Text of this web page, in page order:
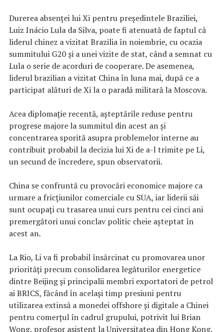
Durerea absenței lui Xi pentru președintele Braziliei,
Luiz Inácio Lula da Silva, poate fi atenuată de faptul că
liderul chinez a vizitat Brazilia în noiembrie, cu ocazia
summitului G20 și a unei vizite de stat, când a semnat cu
Lula o serie de acorduri de cooperare. De asemenea,
liderul brazilian a vizitat China în luna mai, după ce a
participat alături de Xi la o paradă militară la Moscova.
Acea diplomație recentă, așteptările reduse pentru
progrese majore la summitul din acest an și
concentrarea sporită asupra problemelor interne au
contribuit probabil la decizia lui Xi de a-l trimite pe Li,
un secund de încredere, spun observatorii.
China se confruntă cu provocări economice majore ca
urmare a fricțiunilor comerciale cu SUA, iar liderii săi
sunt ocupați cu trasarea unui curs pentru cei cinci ani
premergători unui conclav politic cheie așteptat în
acest an.
La Rio, Li va fi probabil însărcinat cu promovarea unor
priorități precum consolidarea legăturilor energetice
dintre Beijing și principalii membri exportatori de petrol
ai BRICS, făcând în același timp presiuni pentru
utilizarea extinsă a monedei offshore și digitale a Chinei
pentru comerțul în cadrul grupului, potrivit lui Brian
Wong, profesor asistent la Universitatea din Hong Kong,